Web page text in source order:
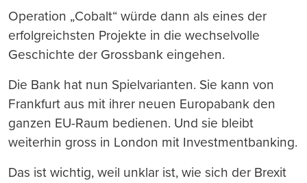
Operation „Cobalt“ würde dann als eines der
erfolgreichsten Projekte in die wechselvolle
Geschichte der Grossbank eingehen.
Die Bank hat nun Spielvarianten. Sie kann von
Frankfurt aus mit ihrer neuen Europabank den
ganzen EU-Raum bedienen. Und sie bleibt
weiterhin gross in London mit Investmentbanking.
Das ist wichtig, weil unklar ist, wie sich der Brexit